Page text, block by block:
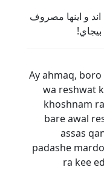
و اينها مصروف
Ay ahmaq,
wa reshwat
khoshnam
bare awal
assas
padashe
ra kee